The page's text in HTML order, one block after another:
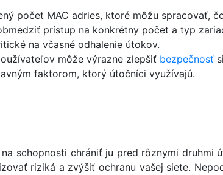
počet MAC adries, ktoré môžu spracovať,
prístup na konkrétny počet a typ
na včasné odhalenie útokov.
môže výrazne zlepšiť bezpečnosť
faktorom, ktorý útočníci využívajú.
schopnosti chrániť ju pred rôznymi druhmi
riziká a zvýšiť ochranu vašej siete.